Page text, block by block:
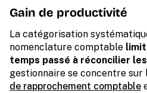
Gain de productivité
La catégorisation
nomenclature comptable
temps passé à réconcilier
gestionnaire se concentre sur
de rapprochement comptable